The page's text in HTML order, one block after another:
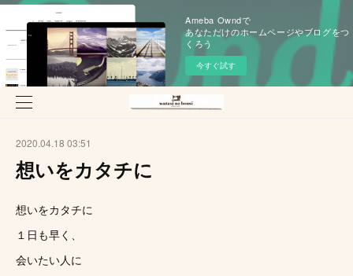
Ameba Owndで
あなただけのホームページやブログをつ
くろう
今すぐ試す
2020.04.18 03:51
想いをカタチに
想いをカタチに
１日も早く、
会いたい人に